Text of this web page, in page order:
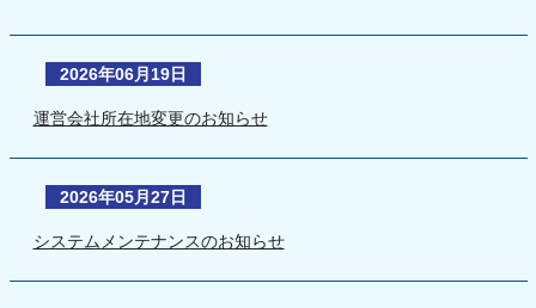
2026年06月19日
運営会社所在地変更のお知らせ
2026年05月27日
システムメンテナンスのお知らせ